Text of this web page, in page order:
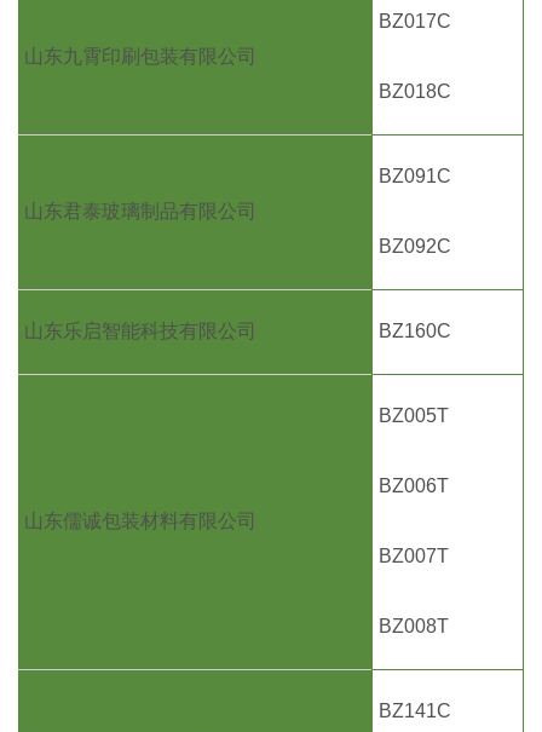
山东九霄印刷包装有限公司
BZ017C
BZ018C
山东君泰玻璃制品有限公司
BZ091C
BZ092C
山东乐启智能科技有限公司 BZ160C
山东儒诚包装材料有限公司
BZ005T
BZ006T
BZ007T
BZ008T
BZ141C